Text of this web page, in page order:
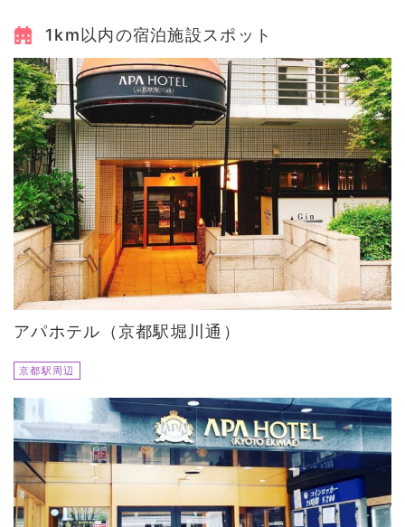
1km以内の宿泊施設スポット
アパホテル（京都駅堀川通）
京都駅周辺